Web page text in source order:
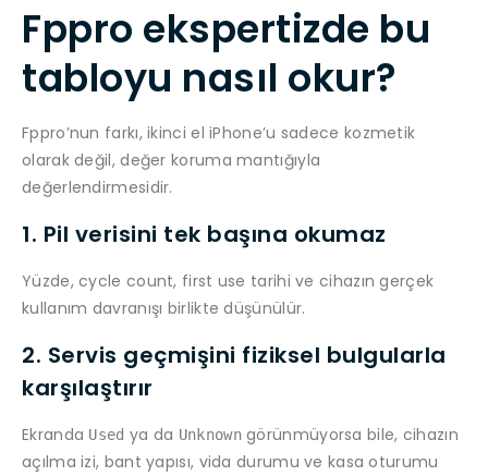
Fppro ekspertizde bu
tabloyu nasıl okur?
Fppro’nun farkı, ikinci el iPhone’u sadece kozmetik
olarak değil, değer koruma mantığıyla
değerlendirmesidir.
1. Pil verisini tek başına okumaz
Yüzde, cycle count, first use tarihi ve cihazın gerçek
kullanım davranışı birlikte düşünülür.
2. Servis geçmişini fiziksel bulgularla
karşılaştırır
Ekranda Used ya da Unknowngörünmüyorsa bile, cihazın
açılma izi, bant yapısı, vida durumu ve kasa oturumu